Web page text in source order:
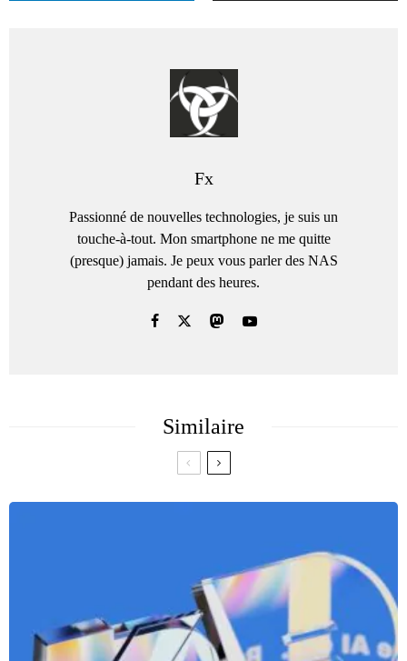
Fx
Passionné de nouvelles technologies, je suis un
touche-à-tout. Mon smartphone ne me quitte
(presque) jamais. Je peux vous parler des NAS
pendant des heures.
Similaire